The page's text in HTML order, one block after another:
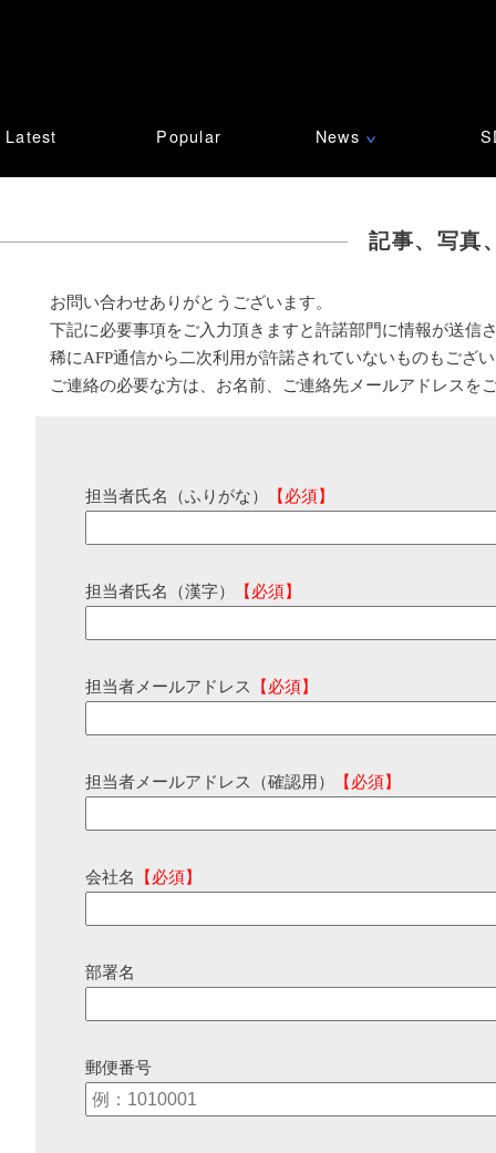
Latest Popular News ∨
記事、写真
お問い合わせありがとうございます。
下記に必要事項をご入力頂きますと許諾部門に情報が送信
稀にAFP通信から二次利用が許諾されていないものもござ
ご連絡の必要な方は、お名前、ご連絡先メールアドレスを
担当者氏名（ふりがな） 【必須】
担当者氏名（漢字） 【必須】
担当者メールアドレス 【必須】
担当者メールアドレス（確認用） 【必須】
会社名 【必須】
部署名
郵便番号